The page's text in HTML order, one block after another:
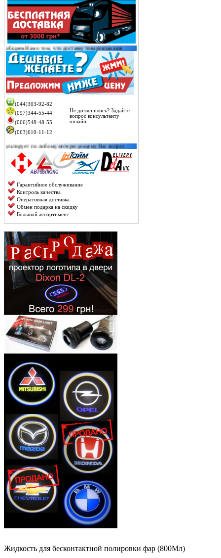
том, что доставку товаров/заказов от 2000 грн оплачиваем
(044)303-92-82
(097)344-55-44
(066)548-48-55
(063)610-11-12
Не дозвонились? Задайте
вопрос консультанту
онлайн.
любому интересующему Вас вопросу, а также можете уточнить наличие конкретного
Гарантийное обслуживание
Контроль качества
Оперативная доставка
Обмен подарка на скидку
Большой ассортимент
Жидкость для бесконтактной полировки фар (800Мл)